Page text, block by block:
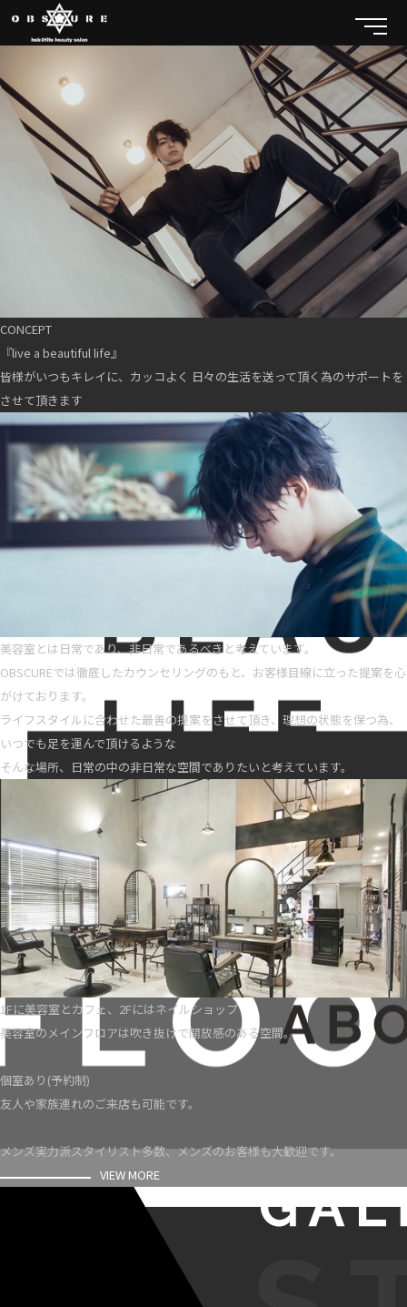
CONCEPT
『live a beautiful life』
皆様がいつもキレイに、カッコよく 日々の生活を送って頂く為のサポートを
させて頂きます
美容室とは日常であり、非日常であるべきと考えています。
OBSCUREでは徹底したカウンセリングのもと、お客様目線に立った提案を心
がけております。
ライフスタイルに合わせた最善の提案をさせて頂き、理想の状態を保つ為、
いつでも足を運んで頂けるような
そんな場所、日常の中の非日常な空間でありたいと考えています。
1Fに美容室とカフェ、2Fにはネイルショップ
美容室のメインフロアは吹き抜けで開放感のある空間。
個室あり(予約制)
友人や家族連れのご来店も可能です。
メンズ実力派スタイリスト多数、メンズのお客様も大歓迎です。
VIEW MORE